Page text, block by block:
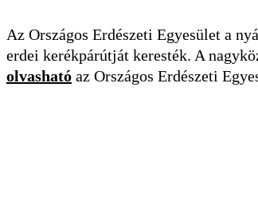
Az Országos Erdészeti Egyesület a
erdei kerékpárútját keresték. A
olvasható az Országos Erdészeti